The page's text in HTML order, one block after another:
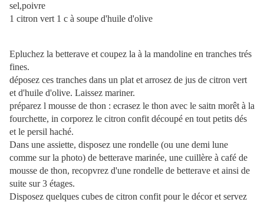
sel,poivre
1 citron vert 1 c à soupe d'huile d'olive
Epluchez la betterave et coupez la à la mandoline en tranches trés
fines.
déposez ces tranches dans un plat et arrosez de jus de citron vert
et d'huile d'olive. Laissez mariner.
préparez l mousse de thon : ecrasez le thon avec le saitn morêt à la
fourchette, in corporez le citron confit découpé en tout petits dés
et le persil haché.
Dans une assiette, disposez une rondelle (ou une demi lune
comme sur la photo) de betterave marinée, une cuillère à café de
mousse de thon, recopvrez d'une rondelle de betterave et ainsi de
suite sur 3 étages.
Disposez quelques cubes de citron confit pour le décor et servez